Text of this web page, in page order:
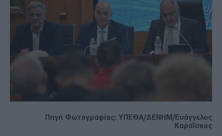
ΑΡΘΡΟΓΡΑΦΙΑ
Πηγή Φωτογραφίας: ΥΠΕΘΑ/ΔΕΝΗΜ/Ευάγγελος
Καραΐσκος